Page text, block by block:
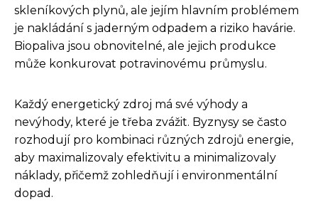
skleníkových plynů, ale jejím hlavním problémem
je nakládání s jaderným odpadem a riziko havárie.
Biopaliva jsou obnovitelné, ale jejich produkce
může konkurovat potravinovému průmyslu.
Každý energetický zdroj má své výhody a
nevýhody, které je třeba zvážit. Byznysy se často
rozhodují pro kombinaci různých zdrojů energie,
aby maximalizovaly efektivitu a minimalizovaly
náklady, přičemž zohledňují i environmentální
dopad.